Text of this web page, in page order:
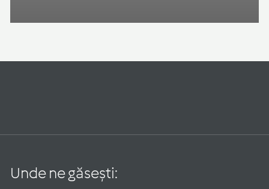
Unde ne găsești: